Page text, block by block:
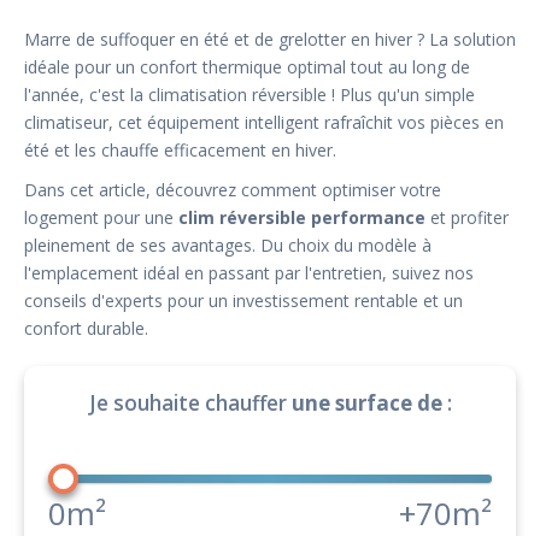
Marre de suffoquer en été et de grelotter en hiver ? La solution
idéale pour un confort thermique optimal tout au long de
l'année, c'est la climatisation réversible ! Plus qu'un simple
climatiseur, cet équipement intelligent rafraîchit vos pièces en
été et les chauffe efficacement en hiver.
Dans cet article, découvrez comment optimiser votre
logement pour une clim réversible performance et profiter
pleinement de ses avantages. Du choix du modèle à
l'emplacement idéal en passant par l'entretien, suivez nos
conseils d'experts pour un investissement rentable et un
confort durable.
Je souhaite chauffer une surface de:
0m² +70m²